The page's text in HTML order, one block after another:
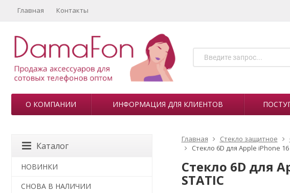
Главная Контакты
О КОМПАНИИ ИНФОРМАЦИЯ ДЛЯ КЛИЕНТОВ
Главная Стекло защитное
Стекло 6D для Apple iPhone
Стекло 6D для
STATIC
Каталог
НОВИНКИ
СНОВА В НАЛИЧИИ